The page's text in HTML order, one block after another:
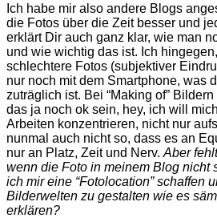
Ich habe mir also andere Blogs
die Fotos über die Zeit besser und
erklärt Dir auch ganz klar, wie man
und wie wichtig das ist. Ich
schlechtere Fotos (subjektiver
nur noch mit dem Smartphone, was
zuträglich ist. Bei “Making of”
das ja noch ok sein, hey, ich will
Arbeiten konzentrieren, nicht nur
nunmal auch nicht so, dass es an
nur an Platz, Zeit und Nerv. Aber
wenn die Foto in meinem Blog nicht
ich mir eine “Fotolocation” schaffen
Bilderwelten zu gestalten wie es
erklären?